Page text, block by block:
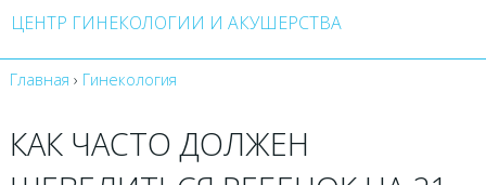
ЦЕНТР ГИНЕКОЛОГИИ И АКУШЕРСТВА
Главная › Гинекология
КАК ЧАСТО ДОЛЖЕН